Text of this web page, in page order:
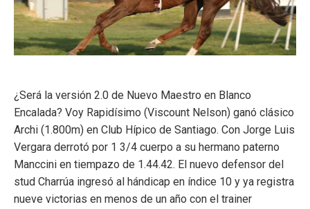
¿Será la versión 2.0 de Nuevo Maestro en Blanco
Encalada? Voy Rapidísimo (Viscount Nelson) ganó clásico
Archi (1.800m) en Club Hípico de Santiago. Con Jorge Luis
Vergara derrotó por 1 3/4 cuerpo a su hermano paterno
Manccini en tiempazo de 1.44.42. El nuevo defensor del
stud Charrúa ingresó al hándicap en índice 10 y ya registra
nueve victorias en menos de un año con el trainer